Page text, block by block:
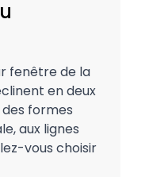
fenêtre de la
en deux
formes
aux lignes
vous choisir